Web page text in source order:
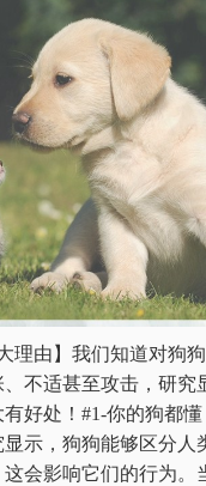
理由】我们知道对狗
不适甚至攻击，研究
好处！#1-你的狗都懂
示，狗狗能够区分人
会影响它们的行为。